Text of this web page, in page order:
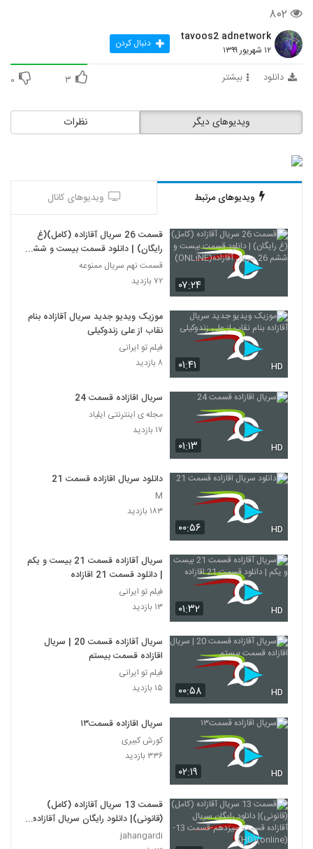
۸۰۲
tavoos2 adnetwork
۱۲ شهریور ۱۳۹۹ دنبال کردن
دانلود بیشتر ۳ ۰
نظرات ویدیوهای دیگر
ویدیوهای مرتبط ویدیوهای کانال
۰۷:۲۴
قسمت 26 سریال آقازاده (کامل)(غ
رایگان) | دانلود قسمت بیست و ششم
26 سریال آقازاده(ONLiNE)
قسمت نهم سریال ممنوعه
۷۲ بازدید
۰۱:۴۱ HD
موزیک ویدیو جدید سریال آقازاده بنام
نقاب از علی زندوکیلی
فیلم تو ایرانی
۸ بازدید
۰۱:۱۳ HD
سریال اقازاده قسمت 24
مجله ی اینترنتی ایلیاد
۱۷ بازدید
۰۰:۵۶ HD
دانلود سریال اقازاده قسمت 21
M
۱۸۳ بازدید
۰۱:۳۲ HD
سریال آقازاده قسمت 21 بیست و یکم
| دانلود قسمت 21 اقازاده
فیلم تو ایرانی
۱۳ بازدید
۰۰:۵۸ HD
سریال آقازاده قسمت 20 | سریال
اقازاده قسمت بیستم
فیلم تو ایرانی
۱۵ بازدید
۰۲:۱۹ HD
سريال اقازاده قسمت١٣
کورش کبیری
۳۳۶ بازدید
قسمت 13 سریال آقازاده (کامل)
(قانونی)| دانلود رایگان سریال آقازاده
jahangardi